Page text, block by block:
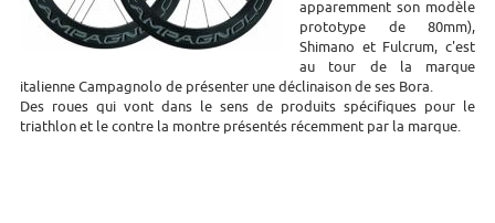
apparemment son modèle
prototype de 80mm),
Shimano et Fulcrum, c'est
au tour de la marque
italienne Campagnolo de présenter une déclinaison de ses Bora.
Des roues qui vont dans le sens de produits spécifiques pour le
triathlon et le contre la montre présentés récemment par la marque.